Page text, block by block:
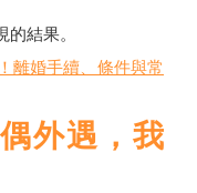
結果。
離婚手續、條件與常
外遇，我